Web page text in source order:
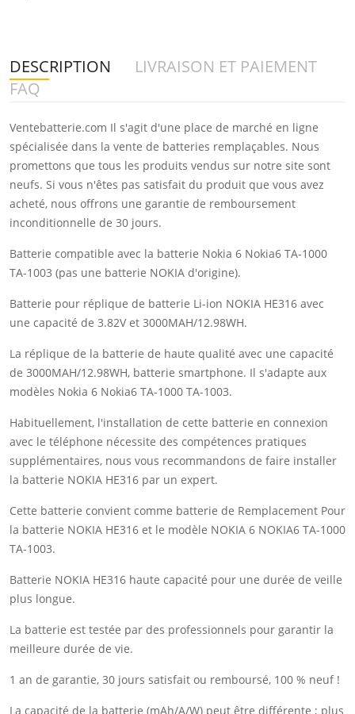
DESCRIPTION
LIVRAISON ET PAIEMENT
FAQ
Ventebatterie.com Il s'agit d'une place de marché en ligne
spécialisée dans la vente de batteries remplaçables. Nous
promettons que tous les produits vendus sur notre site sont
neufs. Si vous n'êtes pas satisfait du produit que vous avez
acheté, nous offrons une garantie de remboursement
inconditionnelle de 30 jours.
Batterie compatible avec la batterie Nokia 6 Nokia6 TA-1000
TA-1003 (pas une batterie NOKIA d'origine).
Batterie pour réplique de batterie Li-ion NOKIA HE316 avec
une capacité de 3.82V et 3000MAH/12.98WH.
La réplique de la batterie de haute qualité avec une capacité
de 3000MAH/12.98WH, batterie smartphone. Il s'adapte aux
modèles Nokia 6 Nokia6 TA-1000 TA-1003.
Habituellement, l'installation de cette batterie en connexion
avec le téléphone nécessite des compétences pratiques
supplémentaires, nous vous recommandons de faire installer
la batterie NOKIA HE316 par un expert.
Cette batterie convient comme batterie de Remplacement Pour
la batterie NOKIA HE316 et le modèle NOKIA 6 NOKIA6 TA-1000
TA-1003.
Batterie NOKIA HE316 haute capacité pour une durée de veille
plus longue.
La batterie est testée par des professionnels pour garantir la
meilleure durée de vie.
1 an de garantie, 30 jours satisfait ou remboursé, 100 % neuf !
La capacité de la batterie (mAh/A/W) peut être différente ; plus